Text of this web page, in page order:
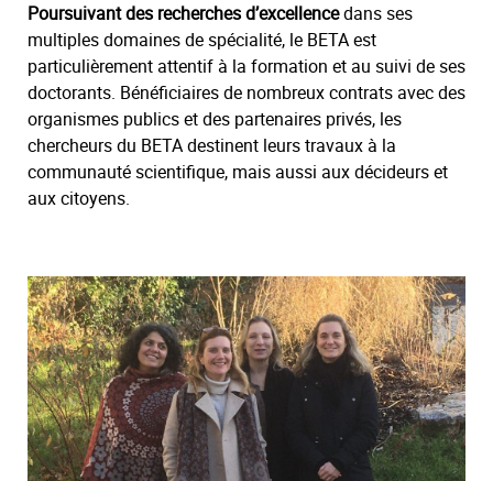
Poursuivant des recherches d’excellencedans ses
multiples domaines de spécialité, le BETA est
particulièrement attentif à la formation et au suivi de ses
doctorants. Bénéficiaires de nombreux contrats avec des
organismes publics et des partenaires privés, les
chercheurs du BETA destinent leurs travaux à la
communauté scientifique, mais aussi aux décideurs et
aux citoyens.